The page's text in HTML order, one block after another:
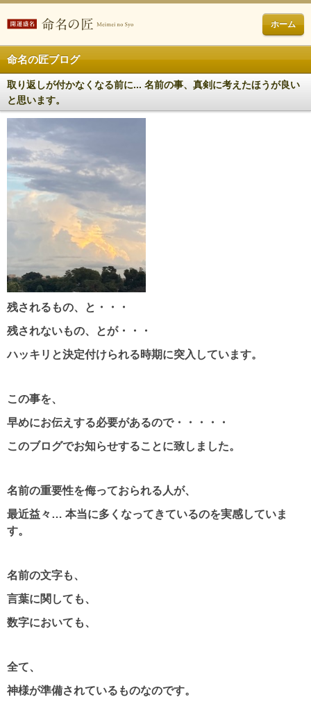
ホーム
命名の匠ブログ
取り返しが付かなくなる前に... 名前の事、真剣に考えたほうが良い
と思います。
残されるもの、と・・・
残されないもの、とが・・・
ハッキリと決定付けられる時期に突入しています。
この事を、
早めにお伝えする必要があるので・・・・・
このブログでお知らせすることに致しました。
名前の重要性を侮っておられる人が、
最近益々… 本当に多くなってきているのを実感していま
す。
名前の文字も、
言葉に関しても、
数字においても、
全て、
神様が準備されているものなのです。